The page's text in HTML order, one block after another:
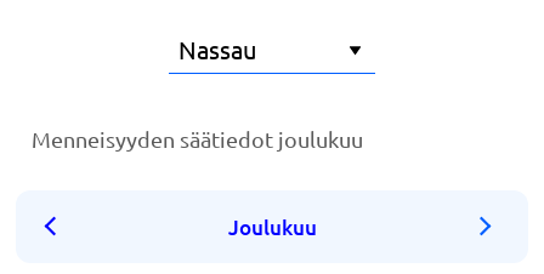
Menneisyyden säätiedot joulukuu
Joulukuu